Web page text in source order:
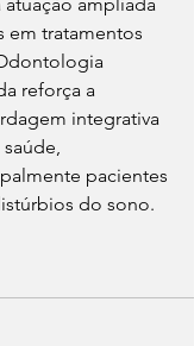
em tratamentos
reforça a
integrativa
pacientes
do sono.